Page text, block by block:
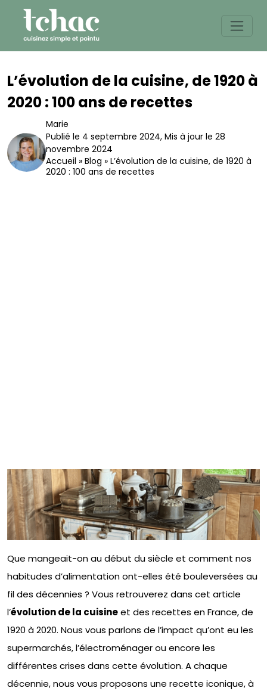
content
L’évolution de la cuisine, de 1920 à
2020 : 100 ans de recettes
Marie
Publié le 4 septembre 2024, Mis à jour le 28
novembre 2024
Accueil » Blog » L’évolution de la cuisine, de 1920 à
2020 : 100 ans de recettes
Que mangeait-on au début du siècle et comment nos
habitudes d’alimentation ont-elles été bouleversées au
fil des décennies ? Vous retrouverez dans cet article
l’évolution de la cuisineet des recettes en France, de
1920 à 2020. Nous vous parlons de l’impact qu’ont eu les
supermarchés, l’électroménager ou encore les
différentes crises dans cette évolution. A chaque
décennie, nous vous proposons une recette iconique, à